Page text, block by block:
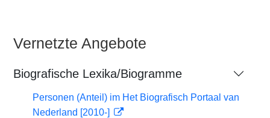
Vernetzte Angebote
Biografische Lexika/Biogramme
Personen (Anteil) im Het Biografisch Portaal van
Nederland [2010-]